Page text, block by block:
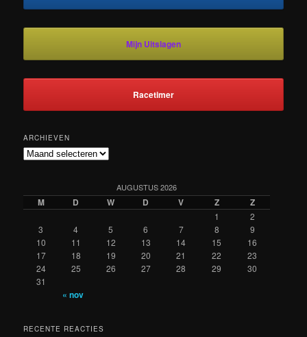
Mijn Uitslagen
Racetimer
ARCHIEVEN
Archieven
AUGUSTUS 2026
M D W D V Z Z
1
2
3
4 5 6 7 8
9
10
11 12 13 14 15
16
17
18 19 20 21 22
23
24
25 26 27 28 29
30
31
« nov
RECENTE REACTIES